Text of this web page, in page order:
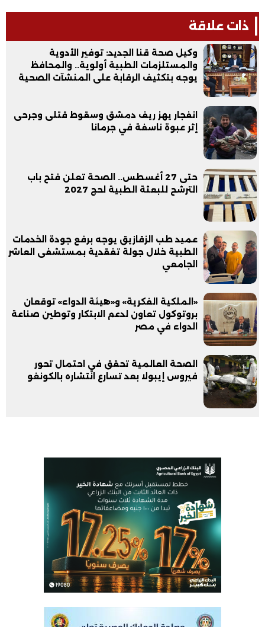
ذات علاقة
وكيل صحة قنا الجديد: توفير الأدوية
والمستلزمات الطبية أولوية.. والمحافظ
يوجه بتكثيف الرقابة على المنشآت الصحية
انفجار يهز ريف دمشق وسقوط قتلى وجرحى
إثر عبوة ناسفة في جرمانا
حتى 27 أغسطس.. الصحة تعلن فتح باب
الترشح للبعثة الطبية لحج 2027
عميد طب الزقازيق يوجه برفع جودة الخدمات
الطبية خلال جولة تفقدية بمستشفى العاشر
الجامعي
«الملكية الفكرية» و«هيئة الدواء» توقعان
بروتوكول تعاون لدعم الابتكار وتوطين صناعة
الدواء في مصر
الصحة العالمية تحقق في احتمال تحور
فيروس إيبولا بعد تسارع انتشاره بالكونغو